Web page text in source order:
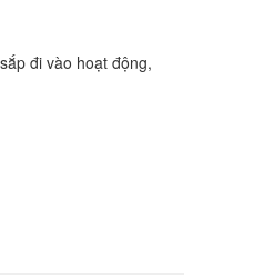
đi vào hoạt động,